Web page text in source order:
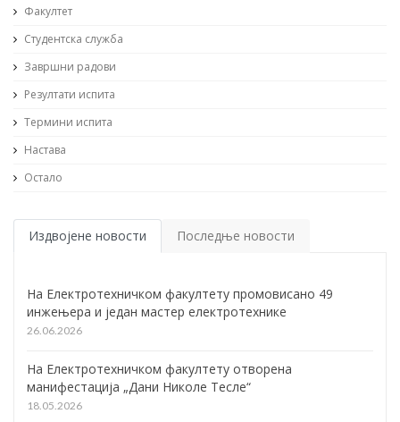
Факултет
Студентска служба
Завршни радови
Резултати испита
Термини испита
Настава
Остало
Издвојене новости Последње новости
На Електротехничком факултету промовисано 49
инжењера и један мастер електротехнике
26.06.2026
На Електротехничком факултету отворена
манифестација „Дани Николе Тесле“
18.05.2026